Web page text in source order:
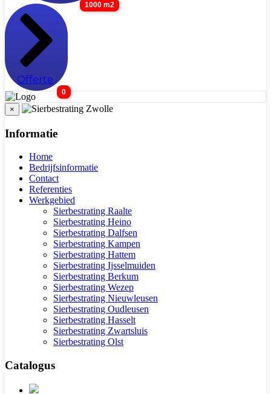
1000 m2
Offerte
0
×
Informatie
Home
Bedrijfsinformatie
Contact
Referenties
Werkgebied
Sierbestrating Raalte
Sierbestrating Heino
Sierbestrating Dalfsen
Sierbestrating Kampen
Sierbestrating Hattem
Sierbestrating Ijsselmuiden
Sierbestrating Berkum
Sierbestrating Wezep
Sierbestrating Nieuwleusen
Sierbestrating Oudleusen
Sierbestrating Hasselt
Sierbestrating Zwartsluis
Sierbestrating Olst
Catalogus